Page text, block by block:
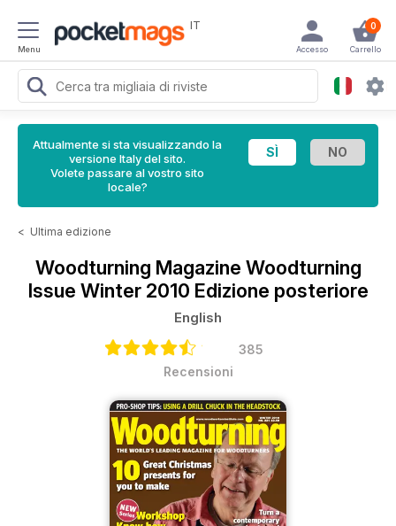
Menu
IT 0
Carrello
Accesso
Attualmente si sta visualizzando la
versione Italy del sito.
Volete passare al vostro sito
locale?
< Ultima edizione
Woodturning Magazine Woodturning
Issue Winter 2010 Edizione posteriore
English
385
Recensioni